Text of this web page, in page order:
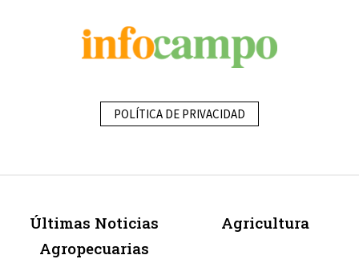
POLÍTICA DE PRIVACIDAD
Últimas Noticias
Agropecuarias
Agricultura